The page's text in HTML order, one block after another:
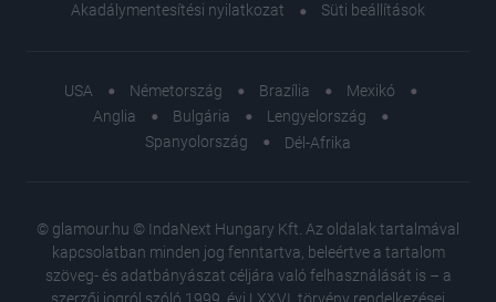
Akadálymentesítési nyilatkozat
Süti beállítások
USA Németország Brazília
Mexikó
Anglia
Bulgária
Lengyelország
Spanyolország
Dél-Afrika
© glamour.hu © IndaNext Hungary Kft. Az oldalak tartalmával
kapcsolatban minden jog fenntartva, beleértve a tartalom
szöveg- és adatbányászat céljára való felhasználását is – a